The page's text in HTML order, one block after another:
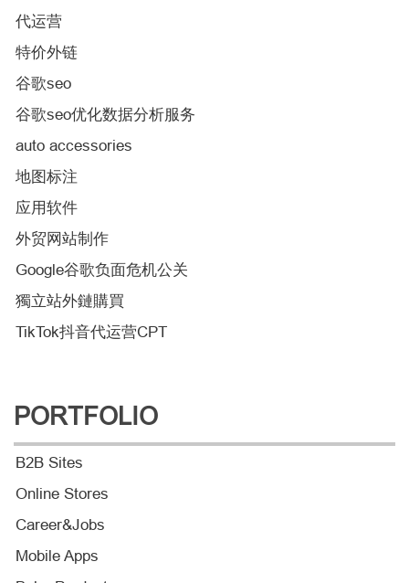
代运营
特价外链
谷歌seo
谷歌seo优化数据分析服务
auto accessories
地图标注
应用软件
外贸网站制作
Google谷歌负面危机公关
獨立站外鏈購買
TikTok抖音代运营CPT
PORTFOLIO
B2B Sites
Online Stores
Career&Jobs
Mobile Apps